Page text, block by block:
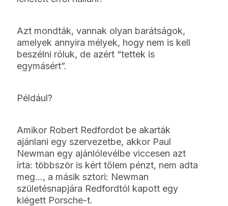
Azt mondták, vannak olyan barátságok,
amelyek annyira mélyek, hogy nem is kell
beszélni róluk, de azért “tettek is
egymásért”.
Például?
Amikor Robert Redfordot be akarták
ajánlani egy szervezetbe, akkor Paul
Newman egy ajánlólevélbe viccesen azt
írta: többször is kért tőlem pénzt, nem adta
meg…, a másik sztori: Newman
születésnapjára Redfordtól kapott egy
kiégett Porsche-t.